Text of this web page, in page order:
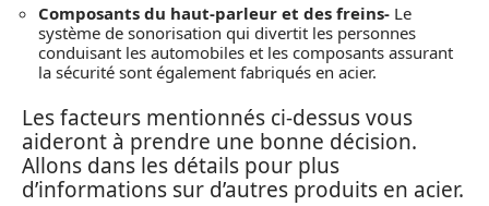
Composants du haut-parleur et des freins- Le
système de sonorisation qui divertit les personnes
conduisant les automobiles et les composants assurant
la sécurité sont également fabriqués en acier.
Les facteurs mentionnés ci-dessus vous
aideront à prendre une bonne décision.
Allons dans les détails pour plus
d’informations sur d’autres produits en acier.